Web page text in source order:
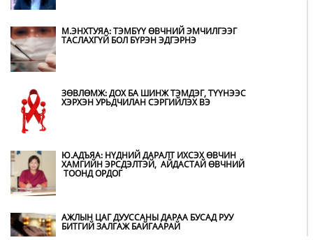
ҮЙЛДВЭРЛЭНЭ
М.ЭНХТУЯА: ТЭМБҮҮ ӨВЧНИЙ ЭМЧИЛГЭЭГ
ТАСЛАХГҮЙ БОЛ БҮРЭН ЭДГЭРНЭ
ЗӨВЛӨМЖ: ДОХ БА ШИНЖ ТЭМДЭГ, ТҮҮНЭЭС
ХЭРХЭН УРЬДЧИЛАН СЭРГИЙЛЭХ ВЭ
Ю.АДЪЯА: НҮДНИЙ ДАРАЛТ ИХСЭХ ӨВЧИН
ХАМГИЙН ЭРСДЭЛТЭЙ, АЙДАСТАЙ ӨВЧНИЙ
ТООНД ОРДОГ
АЖЛЫН ЦАГ ДУУССАНЫ ДАРАА БУСАД РУУ
БИТГИЙ ЗАЛГАЖ БАЙГААРАЙ